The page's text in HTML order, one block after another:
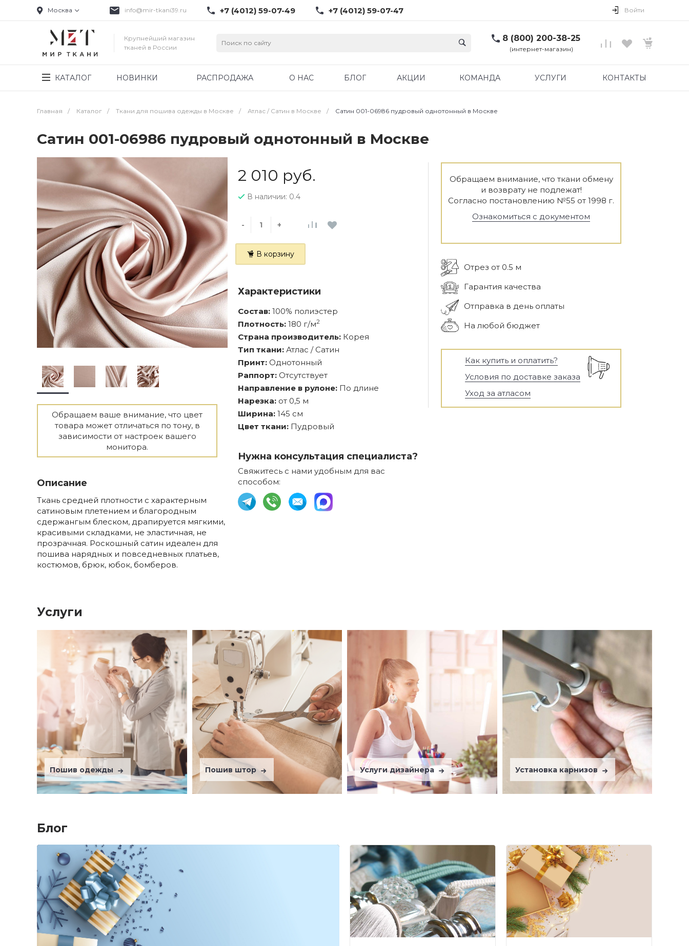
Москва info@mir-tkani39.ru +7 (4012) 59-07-49 +7 (4012) 59-07-47 Войти
Крупнейший магазин
тканей в России
8 (800) 200-38-25
(интернет-магазин)
КАТАЛОГ НОВИНКИ РАСПРОДАЖА О НАС БЛОГ АКЦИИ КОМАНДА УСЛУГИ КОНТАКТЫ
Главная / Каталог / Ткани для пошива одежды в Москве / Атлас / Cатин в Москве / Сатин 001-06986 пудровый однотонный в Москве
Сатин 001-06986 пудровый однотонный в Москве
Обращаем ваше внимание, что цвет
товара может отличаться по тону, в
зависимости от настроек вашего
монитора.
Описание
Ткань средней плотности с характерным
сатиновым плетением и благородным
сдержангым блеском, драпируется мягкими,
красивыми складками, не эластичная, не
прозрачная. Роскошный сатин идеален для
пошива нарядных и повседневных платьев,
костюмов, брюк, юбок, бомберов.
2 010 руб.
В наличии: 0.4
- +
В корзину
Характеристики
Состав: 100% полиэстер
Плотность: 180 г/м2
Страна производитель: Корея
Тип ткани: Атлас / Сатин
Принт: Однотонный
Раппорт: Отсутствует
Направление в рулоне: По длине
Нарезка: от 0,5 м
Ширина: 145 см
Цвет ткани: Пудровый
Нужна консультация специалиста?
Свяжитесь с нами удобным для вас
способом:
Обращаем внимание, что ткани обмену
и возврату не подлежат!
Согласно постановлению №55 от 1998 г.
Ознакомиться с документом
Отрез от 0.5 м
Гарантия качества
Отправка в день оплаты
На любой бюджет
Как купить и оплатить?
Условия по доставке заказа
Уход за атласом
Услуги
Пошив одежды Пошив штор Услуги дизайнера Установка карнизов
Блог